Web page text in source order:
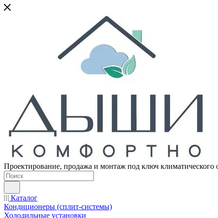
Проектирование, продажа и монтаж под ключ климатического
Каталог
Кондиционеры (сплит-системы)
Холодильные установки